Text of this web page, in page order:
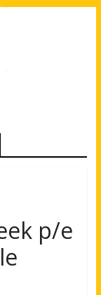
p/e